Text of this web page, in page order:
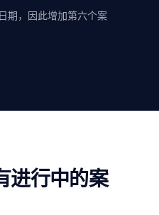
期，因此增加第六个案
进行中的案